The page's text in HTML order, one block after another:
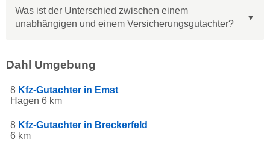
Was ist der Unterschied zwischen einem
unabhängigen und einem Versicherungsgutachter?
Dahl Umgebung
8 Kfz-Gutachter in Emst
Hagen 6 km
8 Kfz-Gutachter in Breckerfeld
6 km